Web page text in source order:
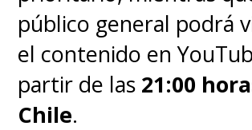
público general podrá
el contenido en
partir de las 21:00
Chile.